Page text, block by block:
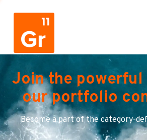
Join the
our portfolio
Become a part of the category-